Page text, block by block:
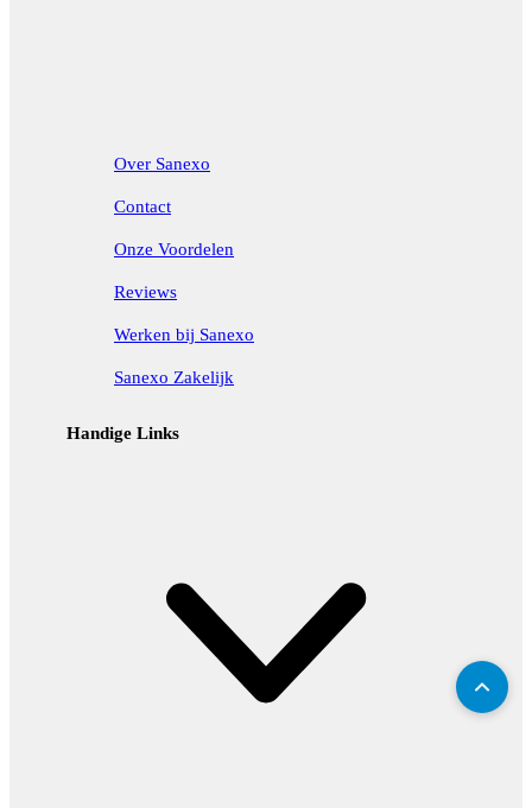
Over Sanexo
Contact
Onze Voordelen
Reviews
Werken bij Sanexo
Sanexo Zakelijk
Handige Links